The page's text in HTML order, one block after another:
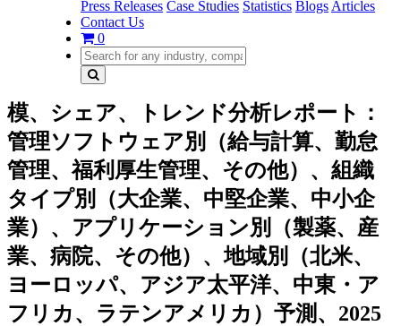
Press Releases Case Studies Statistics Blogs Articles
Contact Us
0
模、シェア、トレンド分析レポート：
管理ソフトウェア別（給与計算、勤怠
管理、福利厚生管理、その他）、組織
タイプ別（大企業、中堅企業、中小企
業）、アプリケーション別（製薬、産
業、病院、その他）、地域別（北米、
ヨーロッパ、アジア太平洋、中東・ア
フリカ、ラテンアメリカ）予測、2025